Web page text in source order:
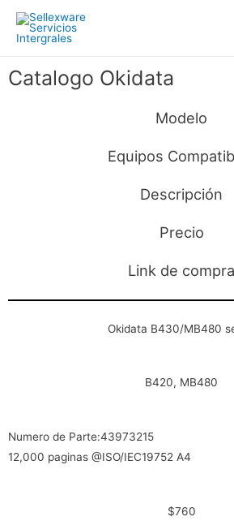
Catalogo Okidata
Modelo
Equipos
Descripción
Precio
Link de compra
Okidata B430/MB480
B420, MB480
Numero de Parte:43973215
12,000 paginas @ISO/IEC19752 A4
$760